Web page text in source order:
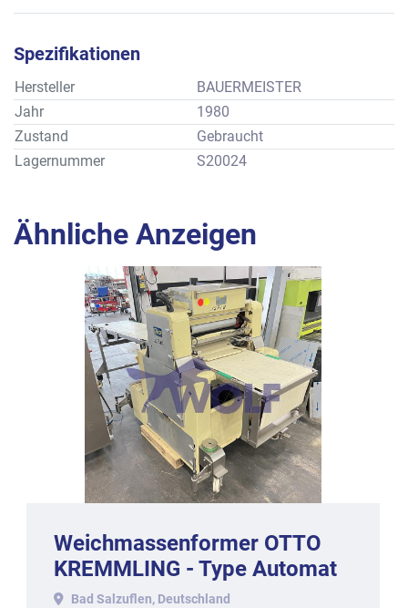
Spezifikationen
Hersteller
BAUERMEISTER
Jahr
1980
Zustand
Gebraucht
Lagernummer
S20024
Ähnliche Anzeigen
Weichmassenformer OTTO
KREMMLING - Type Automat
TBA-600/1 Baujahr 2004.
Bad Salzuflen, Deutschland